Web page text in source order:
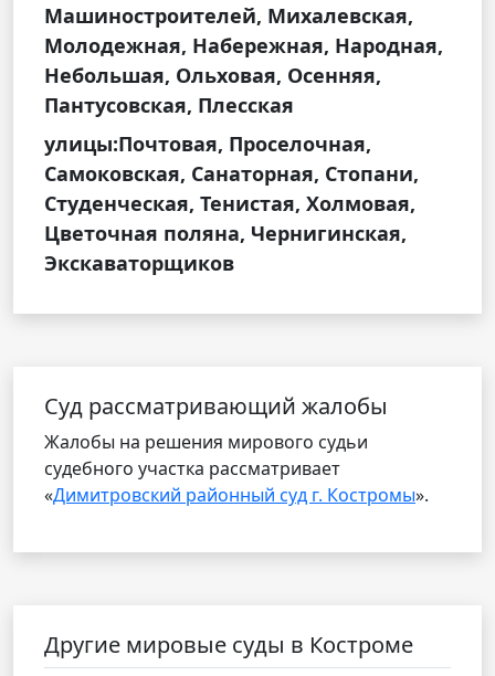
Машиностроителей, Михалевская,
Молодежная, Набережная, Народная,
Небольшая, Ольховая, Осенняя,
Пантусовская, Плесская
улицы:Почтовая, Проселочная,
Самоковская, Санаторная, Стопани,
Студенческая, Тенистая, Холмовая,
Цветочная поляна, Чернигинская,
Экскаваторщиков
Cуд рассматривающий жалобы
Жалобы на решения мирового судьи
судебного участка рассматривает
«Димитровский районный суд г. Костромы».
Другие мировые суды в Костроме